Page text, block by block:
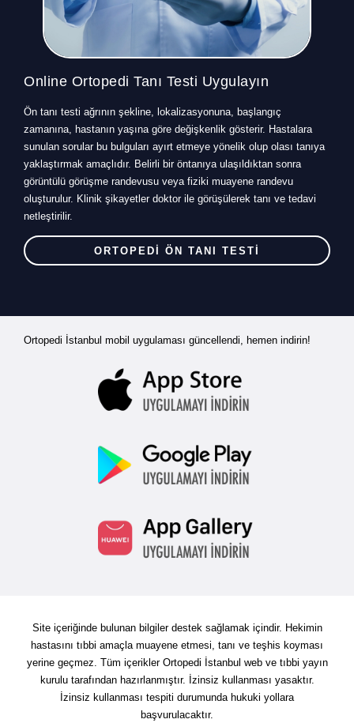
Online Ortopedi Tanı Testi Uygulayın
Ön tanı testi ağrının şekline, lokalizasyonuna, başlangıç
zamanına, hastanın yaşına göre değişkenlik gösterir. Hastalara
sunulan sorular bu bulguları ayırt etmeye yönelik olup olası tanıya
yaklaştırmak amaçlıdır. Belirli bir öntanıya ulaşıldıktan sonra
görüntülü görüşme randevusu veya fiziki muayene randevu
oluşturulur. Klinik şikayetler doktor ile görüşülerek tanı ve tedavi
netleştirilir.
ORTOPEDİ ÖN TANI TESTİ
Ortopedi İstanbul mobil uygulaması güncellendi, hemen indirin!
Site içeriğinde bulunan bilgiler destek sağlamak içindir. Hekimin
hastasını tıbbi amaçla muayene etmesi, tanı ve teşhis koyması
yerine geçmez. Tüm içerikler Ortopedi İstanbul web ve tıbbi yayın
kurulu tarafından hazırlanmıştır. İzinsiz kullanması yasaktır.
İzinsiz kullanması tespiti durumunda hukuki yollara
başvurulacaktır.